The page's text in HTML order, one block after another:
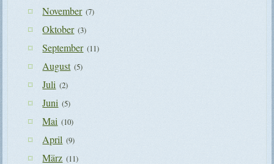
November (7)
Oktober (3)
September (11)
August (5)
Juli (2)
Juni (5)
Mai (10)
April (9)
März (11)